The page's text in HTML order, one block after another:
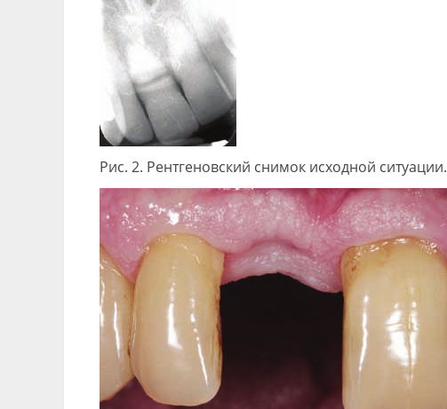
Рис. 2. Рентгеновский снимок исходной ситуации.